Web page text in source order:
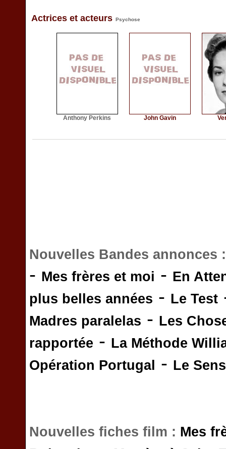
Actrices et acteurs Psychose
Anthony Perkins John Gavin
Nouvelles Bandes annonces
- Mes frères et moi - En
plus belles années - Le Test
Madres paralelas - Les
rapportée - La Méthode
Opération Portugal
- Le
Nouvelles fiches film : Mes